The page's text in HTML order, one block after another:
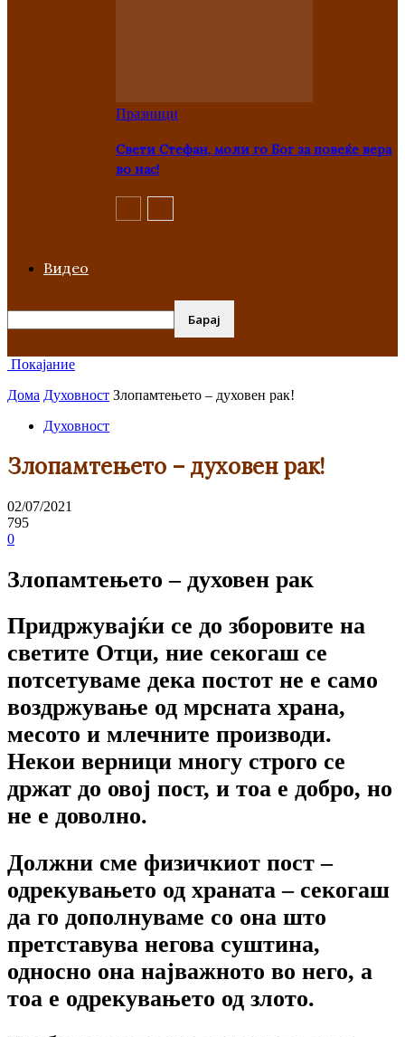
Празници
Свети Стефан, моли го Бог за повеќе вера
во нас!
Видео
Покајание
Дома Духовност Злопамтењето – духовен рак!
Духовност
Злопамтењето – духовен рак!
02/07/2021
795
0
Злопамтењето – духовен рак
Придржувајќи се до зборовите на
светите Отци, ние секогаш се
потсетуваме дека постот не е само
воздржување од мрсната храна,
месото и млечните производи.
Некои верници многу строго се
држат до овој пост, и тоа е добро, но
не е доволно.
Должни сме физичкиот пост –
одрекувањето од храната – секогаш
да го дополнуваме со она што
претставува негова суштина,
односно она најважното во него, а
тоа е одрекувањето од злото.